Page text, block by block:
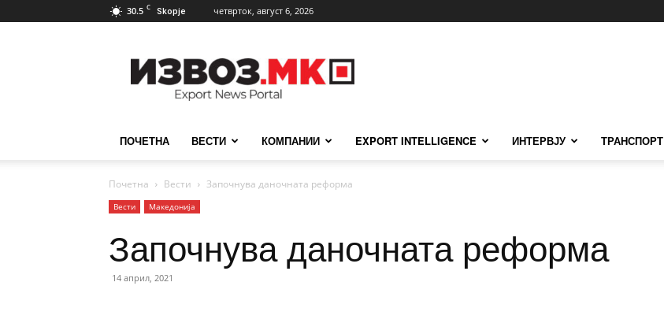
30.5 C Skopje четврток, август 6, 2026
ПОЧЕТНА ВЕСТИ КОМПАНИИ EXPORT INTELLIGENCE ИНТЕРВЈУ
Почетна Вести Започнува даночната реформа
Вести Македонија
Започнува даночната реформа
14 април, 2021